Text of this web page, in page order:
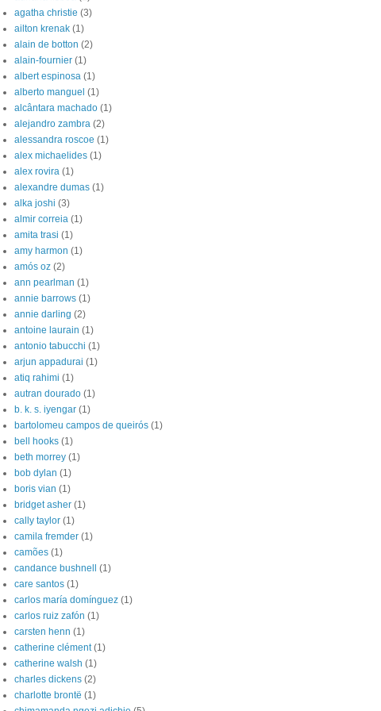
agatha christie (3)
ailton krenak (1)
alain de botton (2)
alain-fournier (1)
albert espinosa (1)
alberto manguel (1)
alcântara machado (1)
alejandro zambra (2)
alessandra roscoe (1)
alex michaelides (1)
alex rovira (1)
alexandre dumas (1)
alka joshi (3)
almir correia (1)
amita trasi (1)
amy harmon (1)
amós oz (2)
ann pearlman (1)
annie barrows (1)
annie darling (2)
antoine laurain (1)
antonio tabucchi (1)
arjun appadurai (1)
atiq rahimi (1)
autran dourado (1)
b. k. s. iyengar (1)
bartolomeu campos de queirós (1)
bell hooks (1)
beth morrey (1)
bob dylan (1)
boris vian (1)
bridget asher (1)
cally taylor (1)
camila fremder (1)
camões (1)
candance bushnell
(1)
care santos (1)
carlos maría domínguez (1)
carlos ruiz zafón (1)
carsten henn (1)
catherine clément (1)
catherine walsh (1)
charles dickens (2)
charlotte brontë (1)